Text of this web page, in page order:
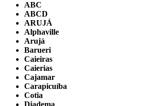
ABC
ABCD
ARUJÁ
Alphaville
Arujá
Barueri
Caieiras
Caierias
Cajamar
Carapicuíba
Cotia
Diadema